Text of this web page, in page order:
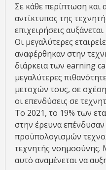
Σε κάθε περίπτωση και
αντίκτυπος της
επιχειρήσεις
Οι μεγαλύτερες
αναφέρθηκαν στην
διάρκεια των earning
μεγαλύτερες
μετοχών τους, σε
οι επενδύσεις σε
Το 2021, το 19% των
στην έρευνα
προϋπολογισμών
τεχνητής νοημοσύνης.
αυτό αναμένεται να